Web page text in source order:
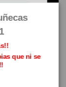
que ni se